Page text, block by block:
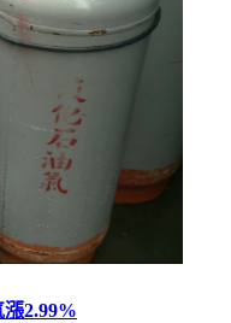
2.99%